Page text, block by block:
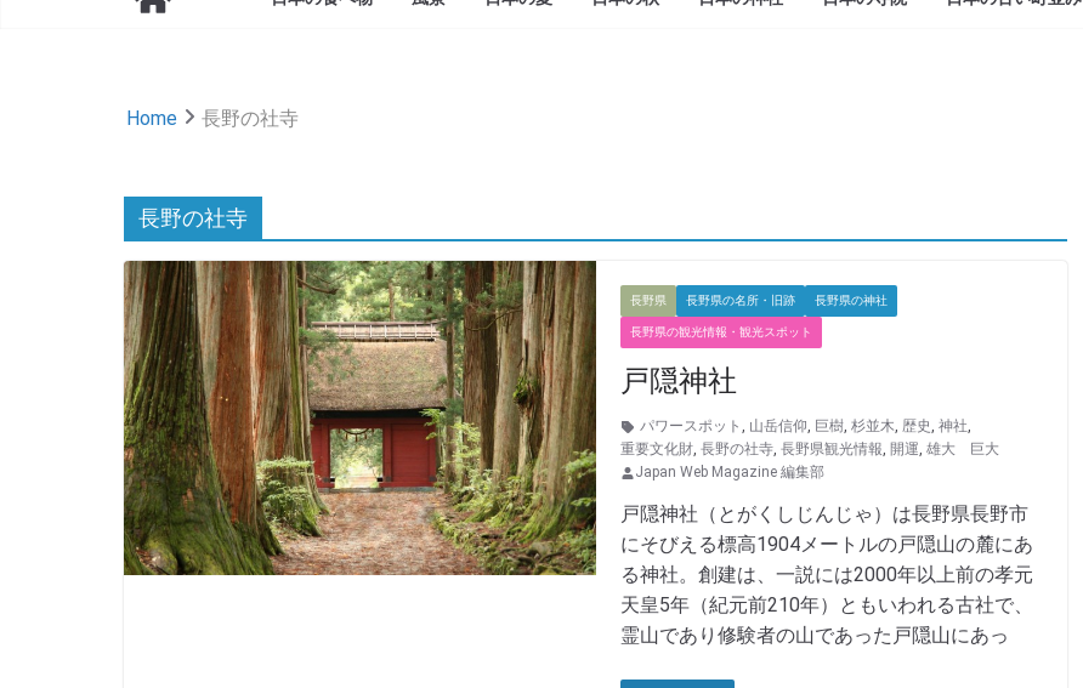
Home 長野の社寺
長野の社寺
長野県 長野県の名所・旧跡 長野県の神社
長野県の観光情報・観光スポット
戸隠神社
パワースポット , 山岳信仰, 巨樹, 杉並木, 歴史, 神社,
重要文化財, 長野の社寺, 長野県観光情報, 開運, 雄大 巨大
Japan Web Magazine 編集部
戸隠神社（とがくしじんじゃ）は長野県長野市
にそびえる標高1904メートルの戸隠山の麓にあ
る神社。創建は、一説には2000年以上前の孝元
天皇5年（紀元前210年）ともいわれる古社で、
霊山であり修験者の山であった戸隠山にあっ